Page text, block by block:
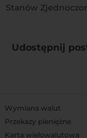
Stanów
Udostępnij
Wymiana walut
Przekazy pieniężne
Karta wielowalutowa